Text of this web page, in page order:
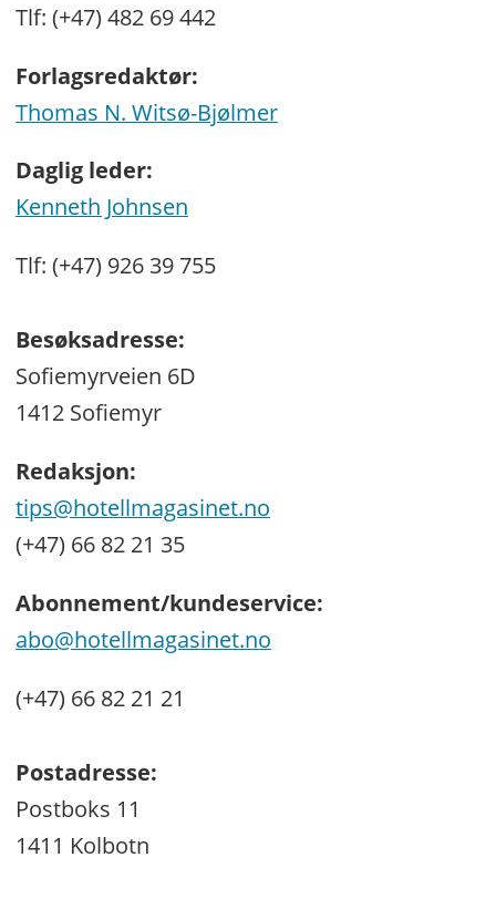
Tlf: (+47) 482 69 442
Forlagsredaktør:
Thomas N. Witsø-Bjølmer
Daglig leder:
Kenneth Johnsen
Tlf: (+47) 926 39 755
Besøksadresse:
Sofiemyrveien 6D
1412 Sofiemyr
Redaksjon:
tips@hotellmagasinet.no
(+47) 66 82 21 35
Abonnement/kundeservice:
abo@hotellmagasinet.no
(+47) 66 82 21 21
Postadresse:
Postboks 11
1411 Kolbotn